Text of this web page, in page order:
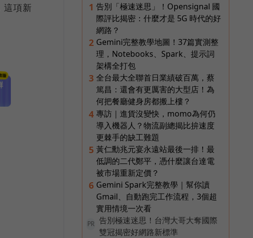
這項新
1 告別「極速迷思」！Opensignal 國
際評比揭密：什麼才是 5G 時代的好
網路？
2 Gemini完整教學地圖！37篇實測整
理，Notebooks、Spark、提示詞
架構全打包
3 全台最大全聯首日業績破百萬，蔡
篤昌：還會有更厲害的大型店！為
何把餐廳健身房都搬上樓？
4 專訪｜進貨沒變快，momo為何仍
導入機器人？物流副總揭比拚速度
更棘手的缺工難題
5 黃仁勳兆元宴永遠站最後一排！最
低調的二代鄭平，憑什麼讓台達電
被市場重新定價？
6 Gemini Spark完整教學｜幫你讀
Gmail、自動跑完工作流程，3個超
實用情境一次看
PR
告別極速迷思！台灣大哥大奪國際
雙冠揭密好網路新標準